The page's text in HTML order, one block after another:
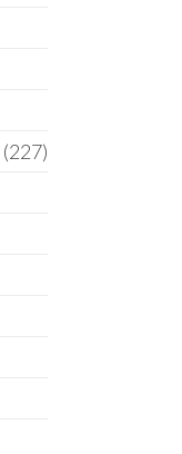
(227)